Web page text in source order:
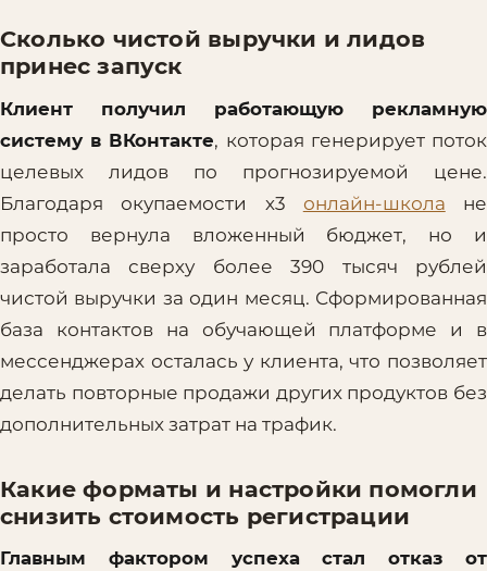
Сколько чистой выручки и лидов
принес запуск
Клиент получил работающую рекламную
систему в ВКонтакте, которая генерирует поток
целевых лидов по прогнозируемой цене.
Благодаря окупаемости х3 онлайн-школа не
просто вернула вложенный бюджет, но и
заработала сверху более 390 тысяч рублей
чистой выручки за один месяц. Сформированная
база контактов на обучающей платформе и в
мессенджерах осталась у клиента, что позволяет
делать повторные продажи других продуктов без
дополнительных затрат на трафик.
Какие форматы и настройки помогли
снизить стоимость регистрации
Главным фактором успеха стал отказ от